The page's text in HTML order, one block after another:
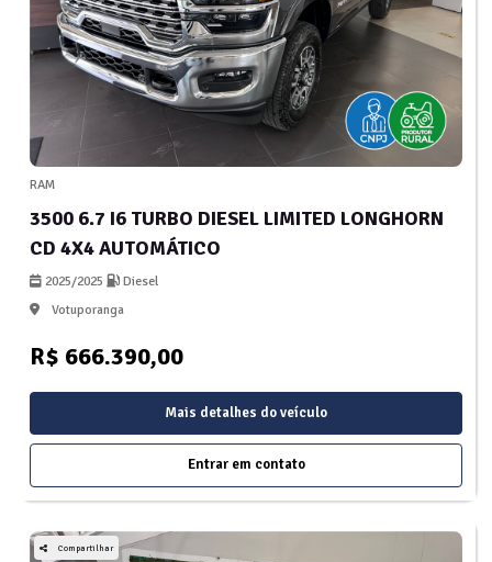
RAM
3500 6.7 I6 TURBO DIESEL LIMITED LONGHORN
CD 4X4 AUTOMÁTICO
2025/2025
Diesel
Votuporanga
R$ 666.390,00
Mais detalhes do veículo
Entrar em contato
Compartilhar